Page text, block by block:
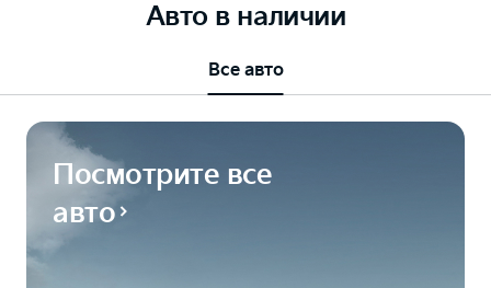
Авто в наличии
Все авто
Посмотрите все
авто